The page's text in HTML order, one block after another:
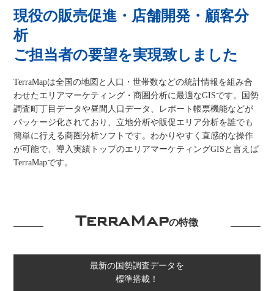
現役の販売促進・店舗開発・顧客分
析
ご担当者の要望を実現致しました
TerraMapは全国の地図と人口・世帯数などの統計情報を組み合
わせたエリアマーケティング・商圏分析に最適なGISです。国勢
調査町丁目データや昼間人口データ、レポート帳票機能などが
パッケージ化されており、立地分析や販促エリア分析を誰でも
簡単に行える商圏分析ソフトです。わかりやすく直感的な操作
が可能で、導入実績トップのエリアマーケティングGISと言えば
TerraMapです。
TerraMapの特徴
最新の国勢調査データを
標準搭載！